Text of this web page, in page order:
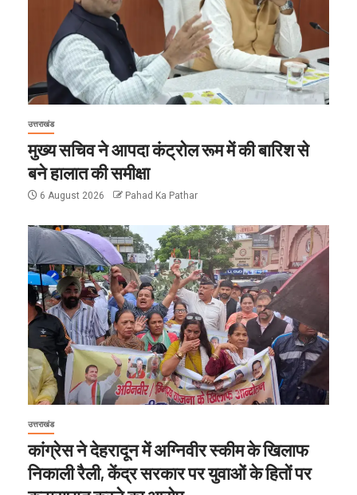
उत्तराखंड
मुख्य सचिव ने आपदा कंट्रोल रूम में की बारिश से
बने हालात की समीक्षा
6 August 2026 Pahad Ka Pathar
उत्तराखंड
कांग्रेस ने देहरादून में अग्निवीर स्कीम के खिलाफ
निकाली रैली, केंद्र सरकार पर युवाओं के हितों पर